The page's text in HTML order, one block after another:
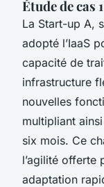
Étude de cas
La Start-up A,
adopté l’IaaS
capacité de
infrastructure
nouvelles
multipliant
six mois. Ce
l’agilité offerte
adaptation